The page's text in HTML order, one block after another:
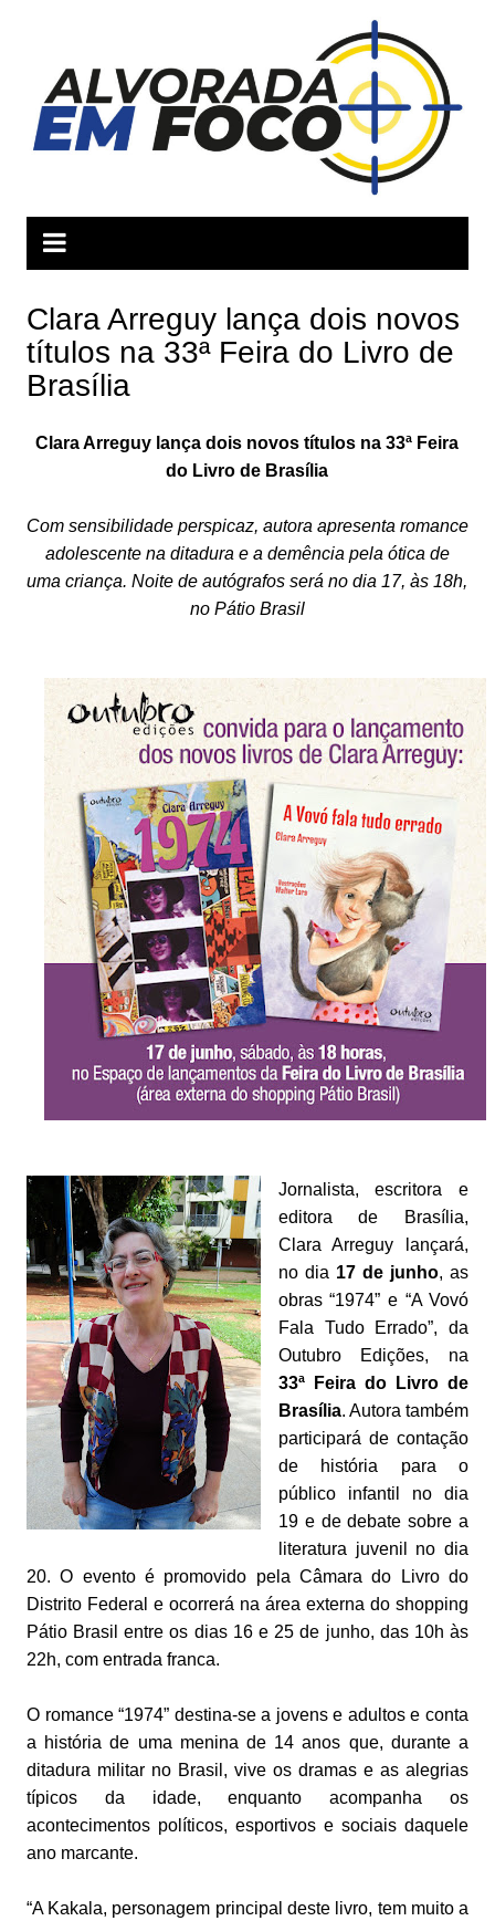
conteúdo
Clara Arreguy lança dois novos
títulos na 33ª Feira do Livro de
Brasília
Clara Arreguy lança dois novos títulos na 33ª Feira
do Livro de Brasília
Com sensibilidade perspicaz, autora apresenta romance
adolescente na ditadura e a demência pela ótica de
uma criança. Noite de autógrafos será no dia 17, às 18h,
no Pátio Brasil
Jornalista, escritora e
editora de Brasília,
Clara Arreguy lançará,
no dia 17 de junho, as
obras “1974” e “A Vovó
Fala Tudo Errado”, da
Outubro Edições, na
33ª Feira do Livro de
Brasília. Autora também
participará de contação
de história para o
público infantil no dia
19 e de debate sobre a
literatura juvenil no dia
20. O evento é promovido pela Câmara do Livro do
Distrito Federal e ocorrerá na área externa do shopping
Pátio Brasil entre os dias 16 e 25 de junho, das 10h às
22h, com entrada franca.
O romance “1974” destina-se a jovens e adultos e conta
a história de uma menina de 14 anos que, durante a
ditadura militar no Brasil, vive os dramas e as alegrias
típicos da idade, enquanto acompanha os
acontecimentos políticos, esportivos e sociais daquele
ano marcante.
“A Kakala, personagem principal deste livro, tem muito a